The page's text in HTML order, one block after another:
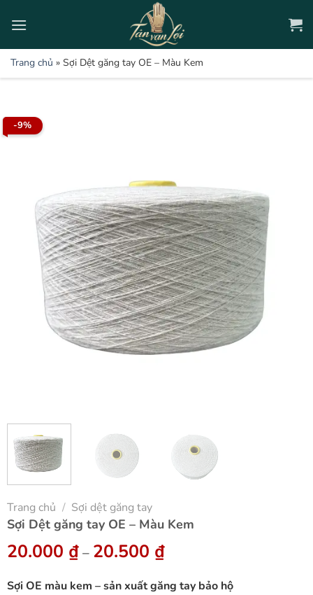
qua
dungTrang chủ » Sợi Dệt găng tay OE – Màu Kem
-9%
Trang chủ / Sợi dệt găng tay
Sợi Dệt găng tay OE – Màu Kem
20.000 ₫– 20.500 ₫
Sợi OE màu kem – sản xuất găng tay bảo hộ